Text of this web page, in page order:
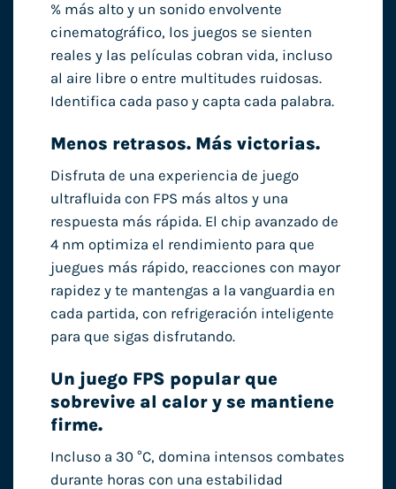
% más alto y un sonido envolvente
cinematográfico, los juegos se sienten
reales y las películas cobran vida, incluso
al aire libre o entre multitudes ruidosas.
Identifica cada paso y capta cada palabra.
Menos retrasos. Más victorias.
Disfruta de una experiencia de juego
ultrafluida con FPS más altos y una
respuesta más rápida. El chip avanzado de
4 nm optimiza el rendimiento para que
juegues más rápido, reacciones con mayor
rapidez y te mantengas a la vanguardia en
cada partida, con refrigeración inteligente
para que sigas disfrutando.
Un juego FPS popular que
sobrevive al calor y se mantiene
firme.
Incluso a 30 °C, domina intensos combates
durante horas con una estabilidad